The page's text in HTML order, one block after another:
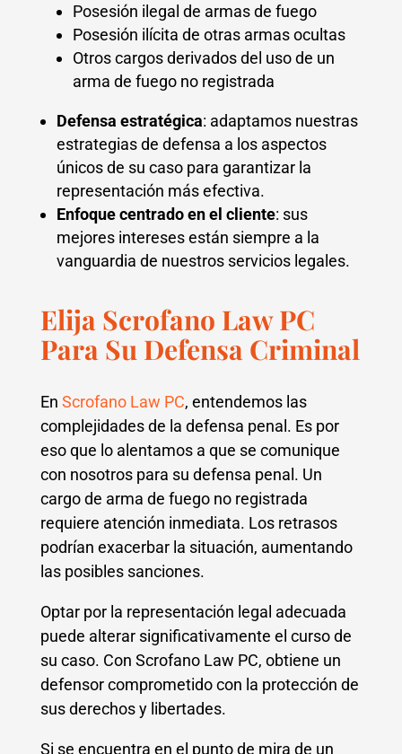
Posesión ilegal de armas de fuego
Posesión ilícita de otras armas ocultas
Otros cargos derivados del uso de un
arma de fuego no registrada
Defensa estratégica: adaptamos nuestras
estrategias de defensa a los aspectos
únicos de su caso para garantizar la
representación más efectiva.
Enfoque centrado en el cliente: sus
mejores intereses están siempre a la
vanguardia de nuestros servicios legales.
Elija Scrofano Law PC
Para Su Defensa Criminal
En Scrofano Law PC, entendemos las
complejidades de la defensa penal. Es por
eso que lo alentamos a que se comunique
con nosotros para su defensa penal. Un
cargo de arma de fuego no registrada
requiere atención inmediata. Los retrasos
podrían exacerbar la situación, aumentando
las posibles sanciones.
Optar por la representación legal adecuada
puede alterar significativamente el curso de
su caso. Con Scrofano Law PC, obtiene un
defensor comprometido con la protección de
sus derechos y libertades.
Si se encuentra en el punto de mira de un